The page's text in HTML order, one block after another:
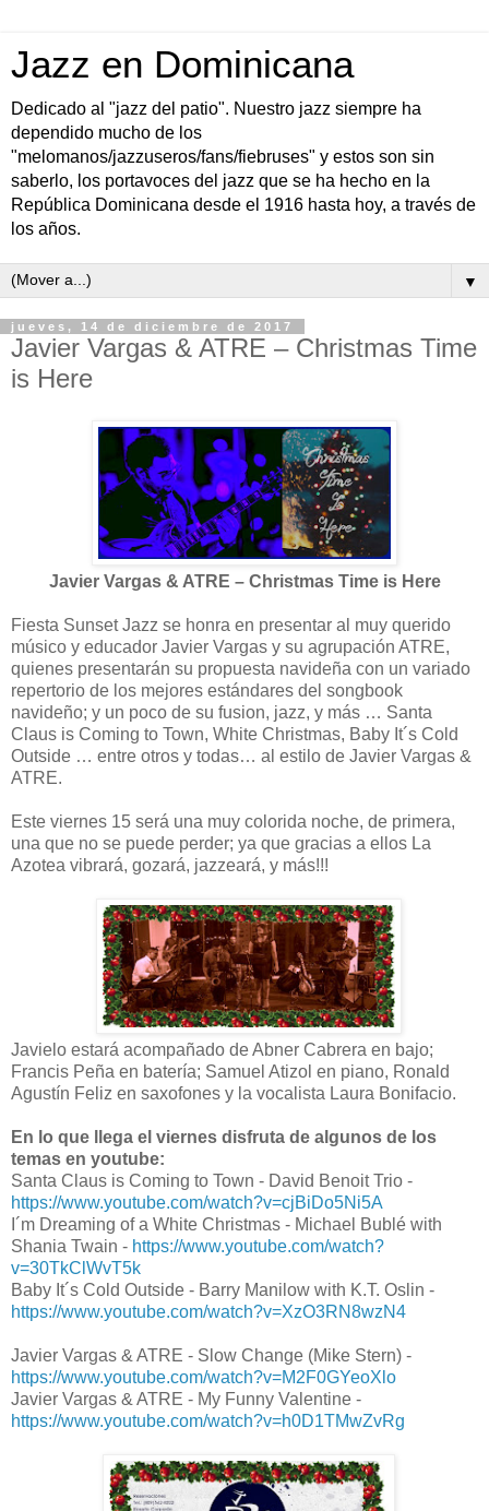
Jazz en Dominicana
Dedicado al "jazz del patio". Nuestro jazz siempre ha
dependido mucho de los
"melomanos/jazzuseros/fans/fiebruses" y estos son sin
saberlo, los portavoces del jazz que se ha hecho en la
República Dominicana desde el 1916 hasta hoy, a través de
los años.
▼
jueves, 14 de diciembre de 2017
Javier Vargas & ATRE – Christmas Time
is Here
Javier Vargas & ATRE – Christmas Time is Here
Fiesta Sunset Jazz se honra en presentar al muy querido
músico y educador Javier Vargas y su agrupación ATRE,
quienes presentarán su propuesta navideña con un variado
repertorio de los mejores estándares del songbook
navideño; y un poco de su fusion, jazz, y más … Santa
Claus is Coming to Town, White Christmas, Baby It´s Cold
Outside … entre otros y todas… al estilo de Javier Vargas &
ATRE.
Este viernes 15 será una muy colorida noche, de primera,
una que no se puede perder; ya que gracias a ellos La
Azotea vibrará, gozará, jazzeará, y más!!!
Javielo estará acompañado de Abner Cabrera en bajo;
Francis Peña en batería; Samuel Atizol en piano, Ronald
Agustín Feliz en saxofones y la vocalista Laura Bonifacio.
En lo que llega el viernes disfruta de algunos de los
temas en youtube:
Santa Claus is Coming to Town - David Benoit Trio -
https://www.youtube.com/watch?v=cjBiDo5Ni5A
I´m Dreaming of a White Christmas - Michael Bublé with
Shania Twain - https://www.youtube.com/watch?
v=30TkClWvT5k
Baby It´s Cold Outside - Barry Manilow with K.T. Oslin -
https://www.youtube.com/watch?v=XzO3RN8wzN4
Javier Vargas & ATRE - Slow Change (Mike Stern) -
https://www.youtube.com/watch?v=M2F0GYeoXlo
Javier Vargas & ATRE - My Funny Valentine -
https://www.youtube.com/watch?v=h0D1TMwZvRg